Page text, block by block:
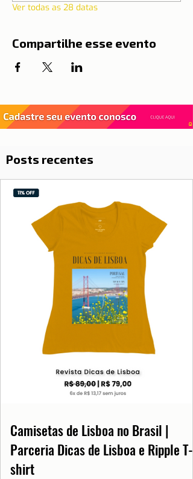
Ver todas as 28 datas
Compartilhe esse evento
Posts recentes
Camisetas de Lisboa no Brasil |
Parceria Dicas de Lisboa e Ripple T-
shirt